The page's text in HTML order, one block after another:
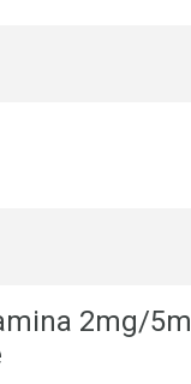
2mg/5ml